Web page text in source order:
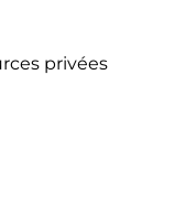
privées